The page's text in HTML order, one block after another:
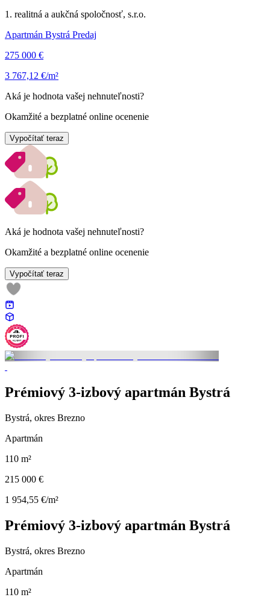
1. realitná a aukčná spoločnosť, s.r.o.
Apartmán Bystrá Predaj
275 000 €
3 767,12 €/m²
Aká je hodnota vašej nehnuteľnosti?
Okamžité a bezplatné online ocenenie
Vypočítať teraz
Aká je hodnota vašej nehnuteľnosti?
Okamžité a bezplatné online ocenenie
Vypočítať teraz
Prémiový 3-izbový apartmán Bystrá
Bystrá, okres Brezno
Apartmán
110 m²
215 000 €
1 954,55 €/m²
Prémiový 3-izbový apartmán Bystrá
Bystrá, okres Brezno
Apartmán
110 m²